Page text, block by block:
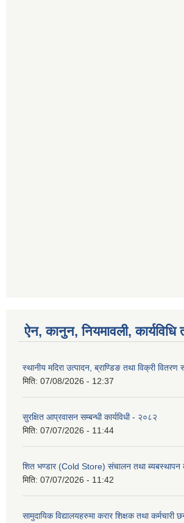
ऐन, कानुन, नियमावली, कार्यविधि
स्थानीय मदिरा उत्पादन, ब्राण्डिङ तथा विक्री वितरण
मिति: 07/08/2026 - 12:37
सुरक्षित आप्रवासन सम्बन्धी कार्यविधी - २०८२
मिति: 07/07/2026 - 11:44
शित भण्डार (Cold Store) संचालन तथा ब्यबस्थापन
मिति: 07/07/2026 - 11:42
सामुदायिक विद्यालयहरुमा करार शिक्षक तथा कर्मचारी